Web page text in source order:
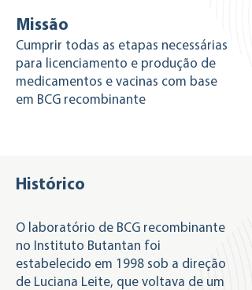
Missão
Cumprir todas as etapas necessárias
para licenciamento e produção de
medicamentos e vacinas com base
em BCG recombinante
Histórico
O laboratório de BCG recombinante
no Instituto Butantan foi
estabelecido em 1998 sob a direção
de Luciana Leite, que voltava de um